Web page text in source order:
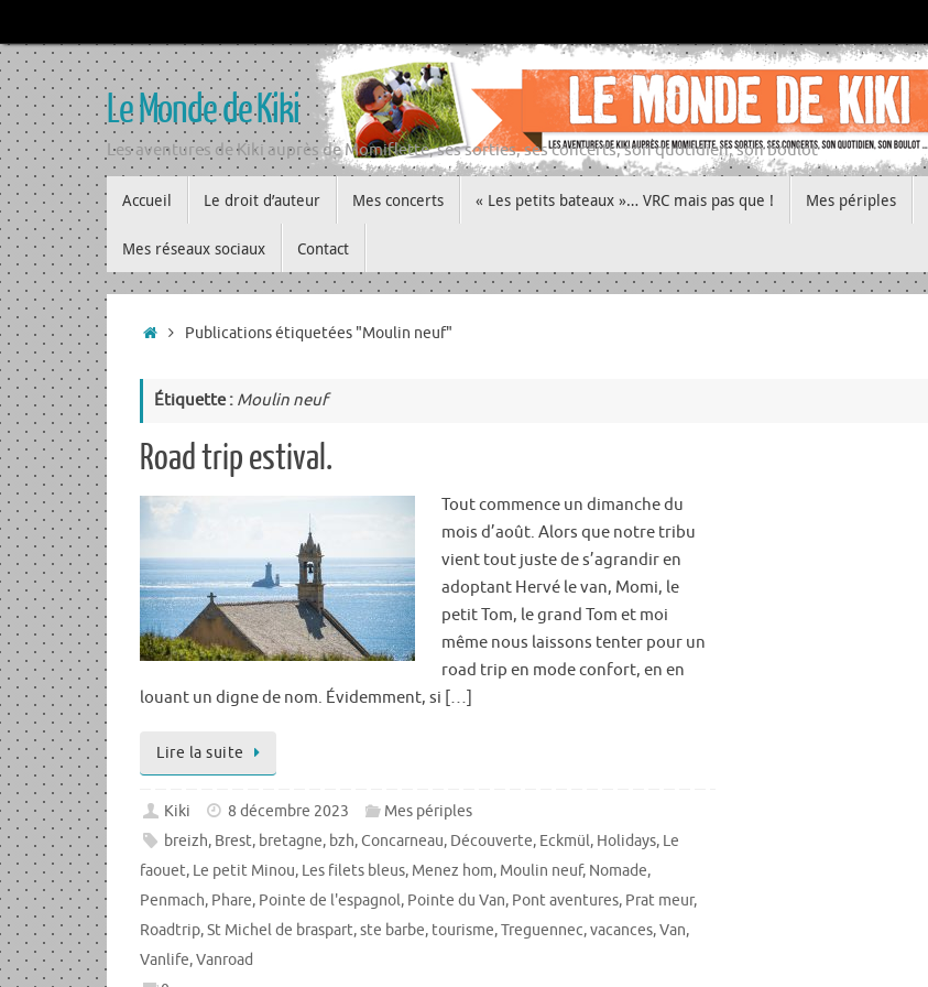
au
contenu
Le Monde de Kiki
Les aventures de Kiki auprès de Momiflette, ses sorties, ses concerts, son quotidien, son boulot
au
contenu
Accueil Le droit d’auteur Mes concerts « Les petits bateaux »… VRC mais pas que ! Mes périples
Mes réseaux sociaux Contact
Accueil
Publications étiquetées "Moulin neuf"
Étiquette : Moulin neuf
Road trip estival.
Tout commence un dimanche du
mois d’août. Alors que notre tribu
vient tout juste de s’agrandir en
adoptant Hervé le van, Momi, le
petit Tom, le grand Tom et moi
même nous laissons tenter pour un
road trip en mode confort, en en
louant un digne de nom. Évidemment, si […]
Lire la suite
Kiki 8 décembre 2023
Mes périples
breizh, Brest, bretagne, bzh,Concarneau, Découverte, Eckmül, Holidays, Le
faouet, Le petit Minou, Les filets bleus, Menez hom, Moulin neuf, Nomade,
Penmach, Phare, Pointe de l'espagnol, Pointe du Van, Pont aventures, Prat meur,
Roadtrip,St Michel de braspart,ste barbe, tourisme,Treguennec,vacances,Van,
Vanlife,Vanroad